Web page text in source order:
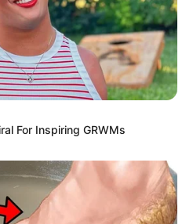
For Inspiring GRWMs